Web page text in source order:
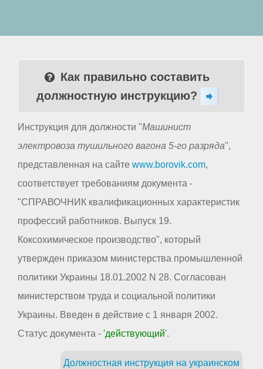
Как правильно составить
должностную инструкцию?
Инструкция для должности "Машинист
электровоза тушильного вагона 5-го разряда",
представленная на сайте www.borovik.com,
соответствует требованиям документа -
"СПРАВОЧНИК квалификационных характеристик
профессий работников. Выпуск 19.
Коксохимическое производство", который
утвержден приказом министерства промышленной
политики Украины 18.01.2002 N 28. Согласован
министерством труда и социальной политики
Украины. Введен в действие с 1 января 2002.
Статус документа - 'действующий'.
Должностная инструкция на украинском